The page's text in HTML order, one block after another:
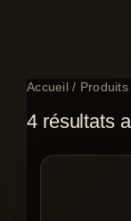
Accueil/ Produits
4 résultats